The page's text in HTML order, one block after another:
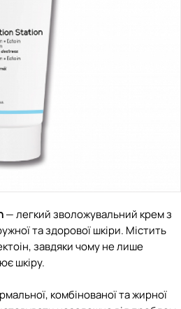
— легкий зволожувальний крем з
та здорової шкіри. Містить
завдяки чому не лише
шкіру.
комбінованої та жирної